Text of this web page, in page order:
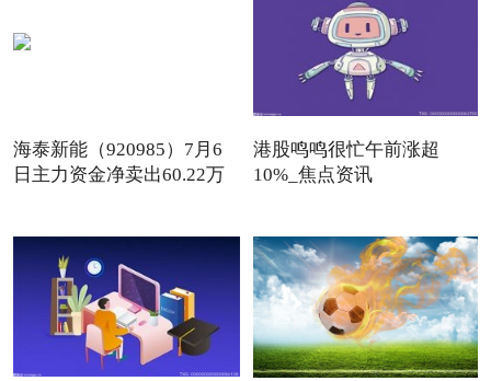
海泰新能（920985）7月6
日主力资金净卖出60.22万
港股鸣鸣很忙午前涨超
10%_焦点资讯